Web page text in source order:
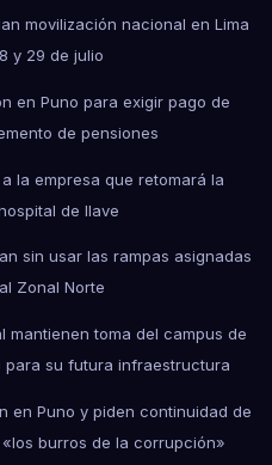
movilización nacional en Lima
y 29 de julio
en Puno para exigir pago de
de pensiones
la empresa que retomará la
de Ilave
sin usar las rampas asignadas
Zonal Norte
mantienen toma del campus de
para su futura infraestructura
en Puno y piden continuidad de
burros de la corrupción»